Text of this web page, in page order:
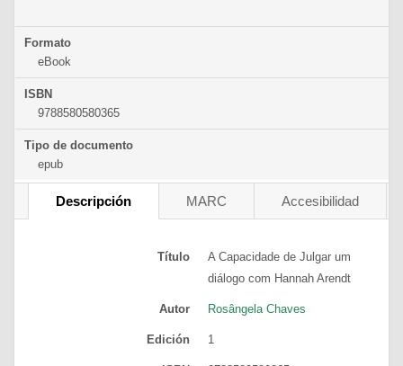
Formato
eBook
ISBN
9788580580365
Tipo de documento
epub
Descripción MARC Accesibilidad
Título A Capacidade de Julgar um
diálogo com Hannah Arendt
Autor Rosângela Chaves
Edición 1